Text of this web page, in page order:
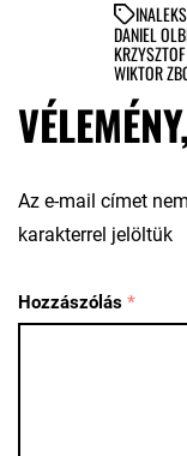
IN
DANIEL
WIKTOR
Az e-mail címet
karakterrel jelöltük
Hozzászólás *